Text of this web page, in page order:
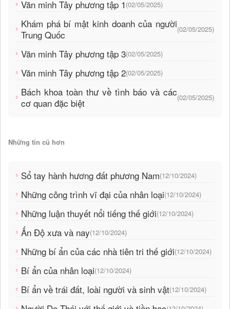
Văn minh Tây phương tập 1 (02/05/2025)
Khám phá bí mật kinh doanh của người
Trung Quốc
(02/05/2025)
Văn minh Tây phương tập 3(02/05/2025)
Văn minh Tây phương tập 2(02/05/2025)
Bách khoa toàn thư về tình báo và các
cơ quan đặc biệt
(02/05/2025)
Những tin cũ hơn
Sổ tay hành hương đất phương Nam(12/10/2024)
Những công trình vĩ đại của nhân loại(12/10/2024)
Những luận thuyết nổi tiếng thế giới(12/10/2024)
Ấn Độ xưa và nay(12/10/2024)
Những bí ẩn của các nhà tiên tri thế giới(12/10/2024)
Bí ẩn của nhân loại(12/10/2024)
Bí ẩn về trái đất, loài người và sinh vật(12/10/2024)